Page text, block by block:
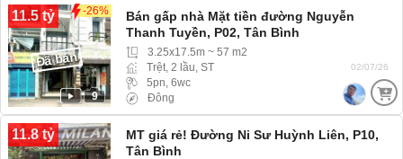
11.5 tỷ -26%
9
Đã bán
Bán gấp nhà Mặt tiền đường Nguyễn
Thanh Tuyền, P02, Tân Bình
3.25x17.5m ~ 57 m2
Trệt, 2 lầu, ST
5pn, 6wc
Đông
02/07/26
11.8 tỷ
MT giá rẻ! Đường Ni Sư Huỳnh Liên, P10,
Tân Bình